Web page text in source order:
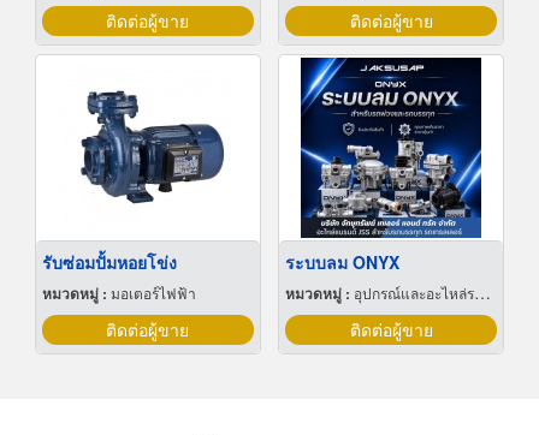
ติดต่อผู้ขาย ติดต่อผู้ขาย
รับซ่อมปั้มหอยโข่ง
หมวดหมู่ : มอเตอร์ไฟฟ้า
ติดต่อผู้ขาย
ระบบลม ONYX
หมวดหมู่ : อุปกรณ์และอะไหล่รถบรรทุก
ติดต่อผู้ขาย